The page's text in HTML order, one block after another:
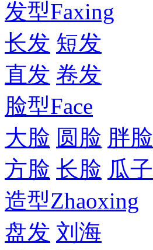
发型Faxing
长发 短发
直发 卷发
脸型Face
大脸 圆脸 胖脸
方脸 长脸 瓜子
造型Zhaoxing
盘发 刘海